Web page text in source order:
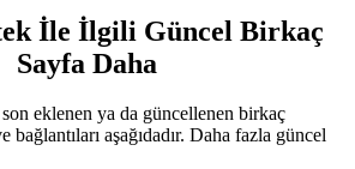
İle İlgili Güncel Birkaç
Sayfa Daha
eklenen ya da güncellenen birkaç
bağlantıları aşağıdadır. Daha fazla güncel